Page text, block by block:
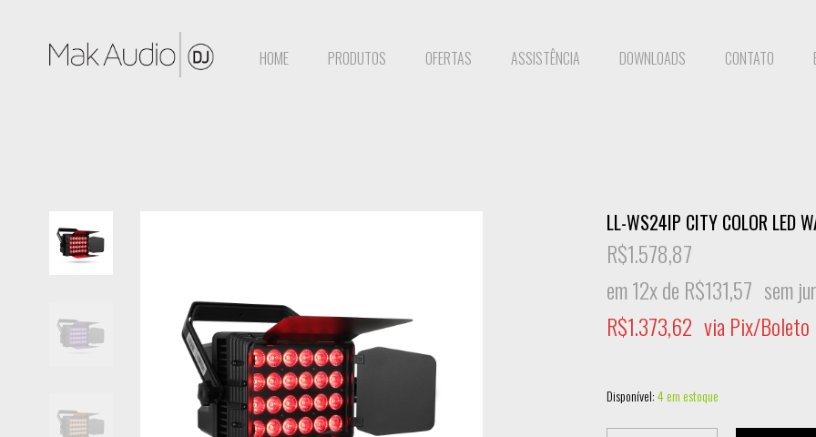
HOME PRODUTOS OFERTAS ASSISTÊNCIA DOWNLOADS CONTATO
LL-WS24IP CITY COLOR LED
R$1.578,87
em 12x de R$131,57 sem
R$1.373,62 via Pix/Boleto
Disponível:4 em estoque